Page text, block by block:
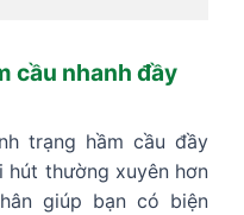
cầu nhanh đầy
trạng hầm cầu đầy
hút thường xuyên hơn
giúp bạn có biện